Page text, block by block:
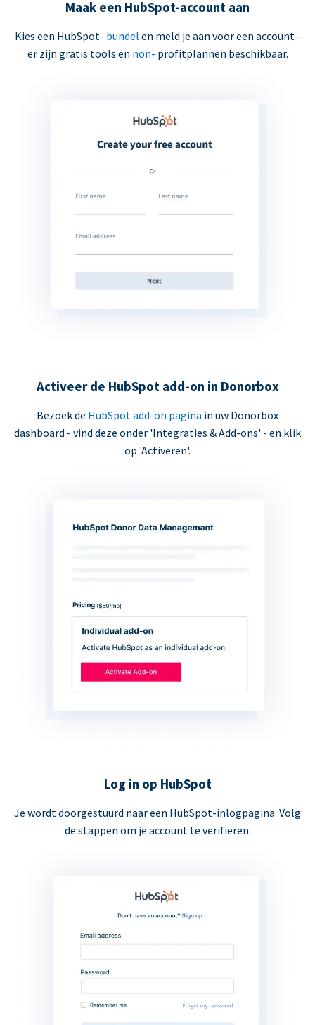
Maak een HubSpot-account aan
Kies een HubSpot- bundel en meld je aan voor een account -
er zijn gratis tools en non- profitplannen beschikbaar.
Activeer de HubSpot add-on in Donorbox
Bezoek de HubSpot add-on pagina in uw Donorbox
dashboard - vind deze onder 'Integraties & Add-ons' - en klik
op 'Activeren'.
Log in op HubSpot
Je wordt doorgestuurd naar een HubSpot-inlogpagina. Volg
de stappen om je account te verifiëren.